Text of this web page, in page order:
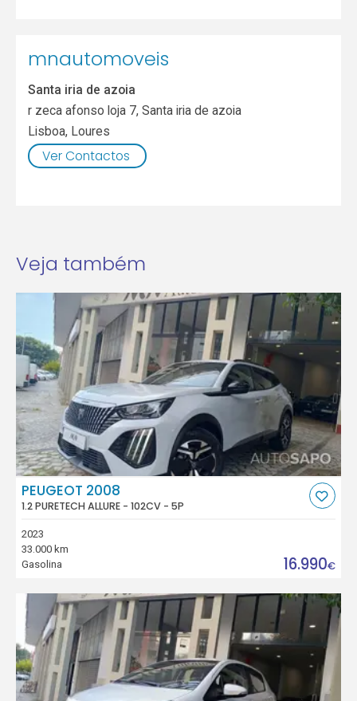
mnautomoveis
Santa iria de azoia
r zeca afonso loja 7, Santa iria de azoia
Lisboa, Loures
Ver Contactos
Veja também
PEUGEOT 2008
1.2 PURETECH ALLURE - 102CV - 5P
2023
33.000 km
Gasolina
16.990€